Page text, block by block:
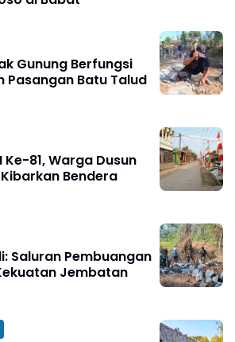
Gunung Berfungsi
Pasangan Batu Talud
Ke-81, Warga Dusun
Bendera
Saluran Pembuangan
Jembatan